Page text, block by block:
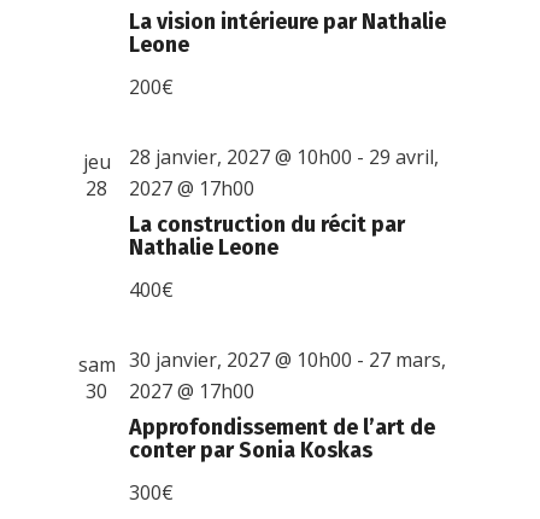
La vision intérieure par Nathalie
Leone
200€
jeu
28
La construction du récit par
Nathalie Leone
28 janvier, 2027 @ 10h00 - 29 avril,
2027 @ 17h00
400€
sam
30
Approfondissement de l’art de
conter par Sonia Koskas
30 janvier, 2027 @ 10h00 - 27 mars,
2027 @ 17h00
300€